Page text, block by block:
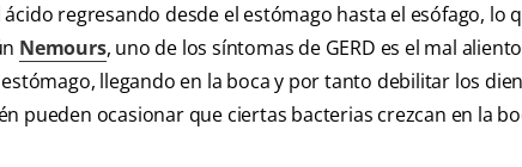
regresando desde el estómago hasta el esófago, lo
Nemours, uno de los síntomas de GERD es el mal
llegando en la boca y por tanto debilitar los
pueden ocasionar que ciertas bacterias crezcan en la